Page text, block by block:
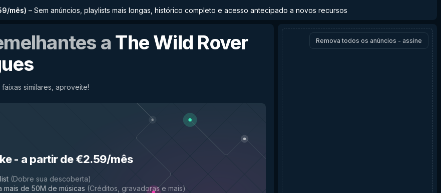
mês) – Sem anúncios, playlists mais longas, histórico completo e acesso antecipado a novos recursos
a The Wild Rover
similares, aproveite!
- a partir de €2.59/mês
(Dobre sua descoberta)
de 50M de músicas (Créditos, gravadoras e mais)
Remova todos os anúncios - assine